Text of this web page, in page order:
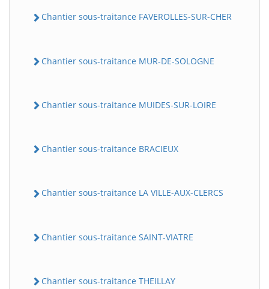
Chantier sous-traitance FAVEROLLES-SUR-CHER
Chantier sous-traitance MUR-DE-SOLOGNE
Chantier sous-traitance MUIDES-SUR-LOIRE
Chantier sous-traitance BRACIEUX
Chantier sous-traitance LA VILLE-AUX-CLERCS
Chantier sous-traitance SAINT-VIATRE
Chantier sous-traitance THEILLAY